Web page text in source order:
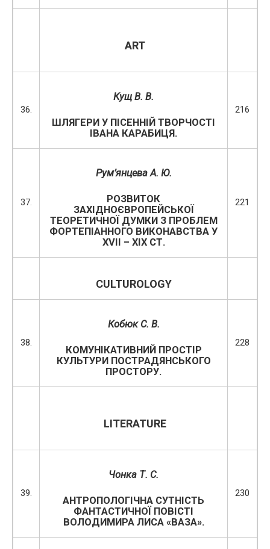
ART
36.
Кущ В. В.
ШЛЯГЕРИ У ПІСЕННІЙ ТВОРЧОСТІ
ІВАНА КАРАБИЦЯ.
216
37.
Рум’янцева А. Ю.
РОЗВИТОК
ЗАХІДНОЄВРОПЕЙСЬКОЇ
ТЕОРЕТИЧНОЇ ДУМКИ З ПРОБЛЕМ
ФОРТЕПІАННОГО ВИКОНАВСТВА У
ХVІІ – ХІХ СТ.
221
CULTUROLOGY
38.
Кобюк С. В.
КОМУНІКАТИВНИЙ ПРОСТІР
КУЛЬТУРИ ПОСТРАДЯНСЬКОГО
ПРОСТОРУ.
228
LITERATURE
39.
Чонка Т. С.
АНТРОПОЛОГІЧНА СУТНІСТЬ
ФАНТАСТИЧНОЇ ПОВІСТІ
ВОЛОДИМИРА ЛИСА «ВАЗА».
230